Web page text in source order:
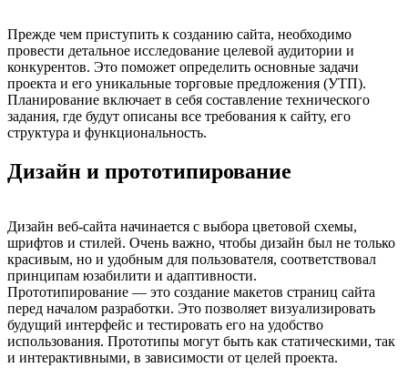
Прежде чем приступить к созданию сайта, необходимо
провести детальное исследование целевой аудитории и
конкурентов. Это поможет определить основные задачи
проекта и его уникальные торговые предложения (УТП).
Планирование включает в себя составление технического
задания, где будут описаны все требования к сайту, его
структура и функциональность.
Дизайн и прототипирование
Дизайн веб-сайта начинается с выбора цветовой схемы,
шрифтов и стилей. Очень важно, чтобы дизайн был не только
красивым, но и удобным для пользователя, соответствовал
принципам юзабилити и адаптивности.
Прототипирование — это создание макетов страниц сайта
перед началом разработки. Это позволяет визуализировать
будущий интерфейс и тестировать его на удобство
использования. Прототипы могут быть как статическими, так
и интерактивными, в зависимости от целей проекта.